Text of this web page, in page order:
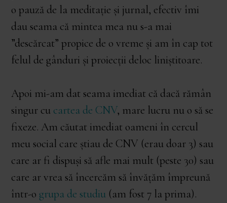
o pauză de la meditație și jurnal, efectiv îmi
dau seama că mintea mea nu s-a mai
”descărcat” propice de o vreme și am în cap tot
felul de gânduri și proiecții deloc liniștitoare.
Apoi mi-am dat seama imediat că dacă rămân
singur cu cartea de CNV, mare lucru nu o să se
fixeze. Am căutat imediat oameni în cercul
meu social care știau de CNV (erau doar 3) sau
care ar fi dispuși să afle mai mult (peste 30) sau
care ar vrea să încercăm să învățăm împreună
într-o grupa de studiu (am fost 7 la prima).